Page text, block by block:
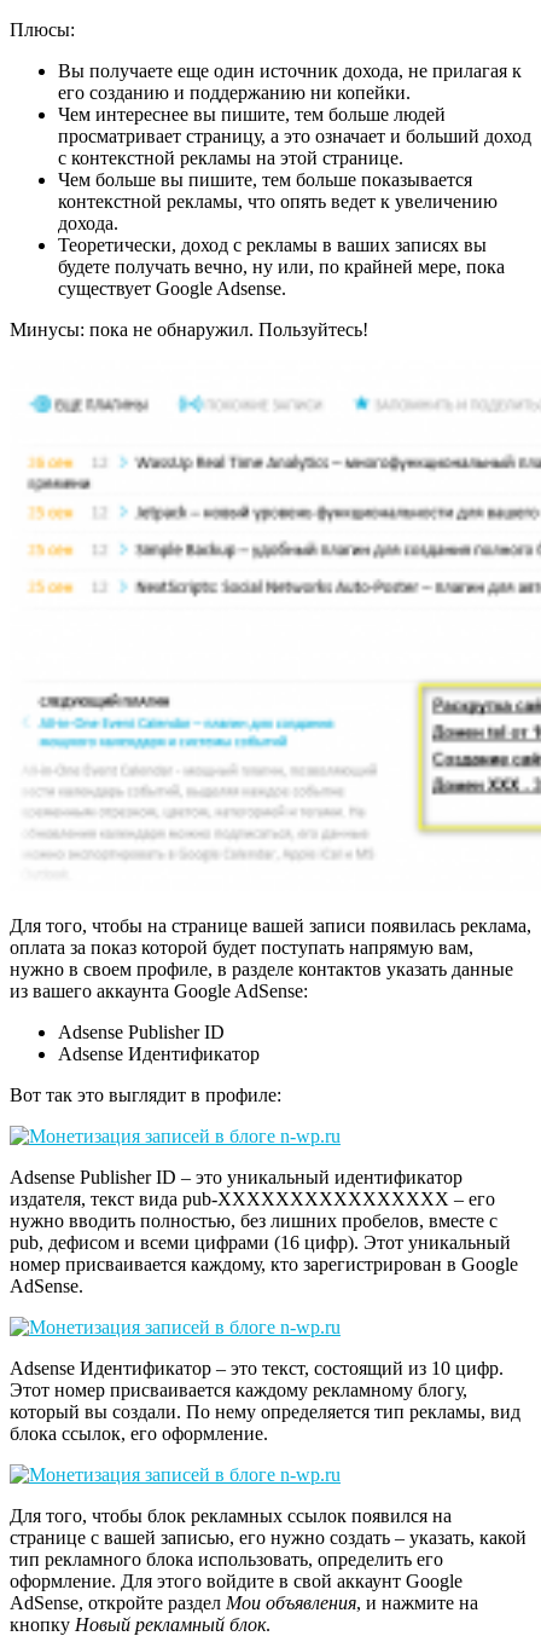
Плюсы:
Вы получаете еще один источник дохода, не прилагая к
его созданию и поддержанию ни копейки.
Чем интереснее вы пишите, тем больше людей
просматривает страницу, а это означает и больший доход
с контекстной рекламы на этой странице.
Чем больше вы пишите, тем больше показывается
контекстной рекламы, что опять ведет к увеличению
дохода.
Теоретически, доход с рекламы в ваших записях вы
будете получать вечно, ну или, по крайней мере, пока
существует Google Adsense.
Минусы: пока не обнаружил. Пользуйтесь!
Для того, чтобы на странице вашей записи появилась реклама,
оплата за показ которой будет поступать напрямую вам,
нужно в своем профиле, в разделе контактов указать данные
из вашего аккаунта Google AdSense:
Adsense Publisher ID
Adsense Идентификатор
Вот так это выглядит в профиле:
Adsense Publisher ID – это уникальный идентификатор
издателя, текст вида pub-XXXXXXXXXXXXXXXX – его
нужно вводить полностью, без лишних пробелов, вместе с
pub, дефисом и всеми цифрами (16 цифр). Этот уникальный
номер присваивается каждому, кто зарегистрирован в Google
AdSense.
Adsense Идентификатор – это текст, состоящий из 10 цифр.
Этот номер присваивается каждому рекламному блогу,
который вы создали. По нему определяется тип рекламы, вид
блока ссылок, его оформление.
Для того, чтобы блок рекламных ссылок появился на
странице с вашей записью, его нужно создать – указать, какой
тип рекламного блока использовать, определить его
оформление. Для этого войдите в свой аккаунт Google
AdSense, откройте раздел Мои объявления, и нажмите на
кнопку Новый рекламный блок.